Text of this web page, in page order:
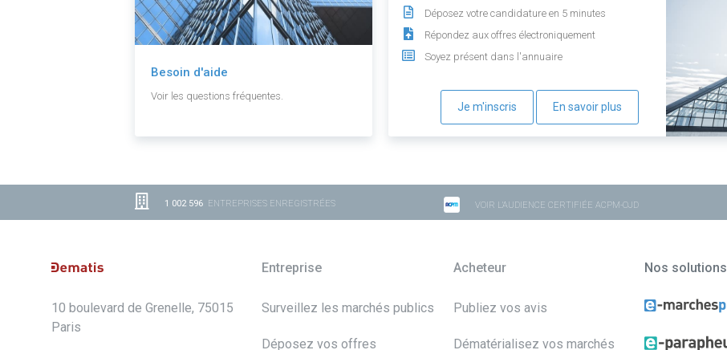
Besoin d'aide
Voir les questions fréquentes.
Déposez votre candidature en 5 minutes
Répondez aux offres électroniquement
Soyez présent dans l'annuaire
Je m'inscris En savoir plus
1 002 596 ENTREPRISES ENREGISTRÉES VOIR L'AUDIENCE CERTIFIÉE ACPM-OJD
10 boulevard de Grenelle, 75015
Paris
Entreprise
Surveillez les marchés publics
Déposez vos offres
Acheteur
Publiez vos avis
Dématérialisez vos marchés
Nos solutions